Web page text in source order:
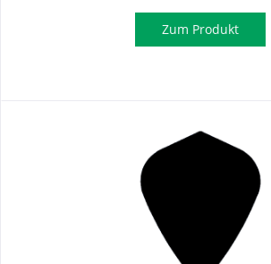
Zum Produkt